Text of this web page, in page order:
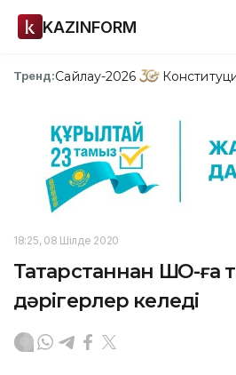
KAZINFORM
Тренд:Сайлау-2026
18:25, 08 Шілде 2020
Татарстаннан ШҚО-ға
дәрігерлер келеді